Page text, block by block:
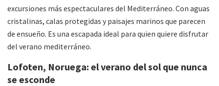
excursiones más espectaculares del Mediterráneo. Con aguas
cristalinas, calas protegidas y paisajes marinos que parecen
de ensueño. Es una escapada ideal para quien quiere disfrutar
del verano mediterráneo.
Lofoten, Noruega: el verano del sol que nunca
se esconde